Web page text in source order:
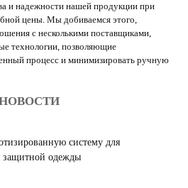
и надежности нашей продукции при
цены. Мы добиваемся этого,
с несколькими поставщиками,
технологии, позволяющие
процесс и минимизировать ручную